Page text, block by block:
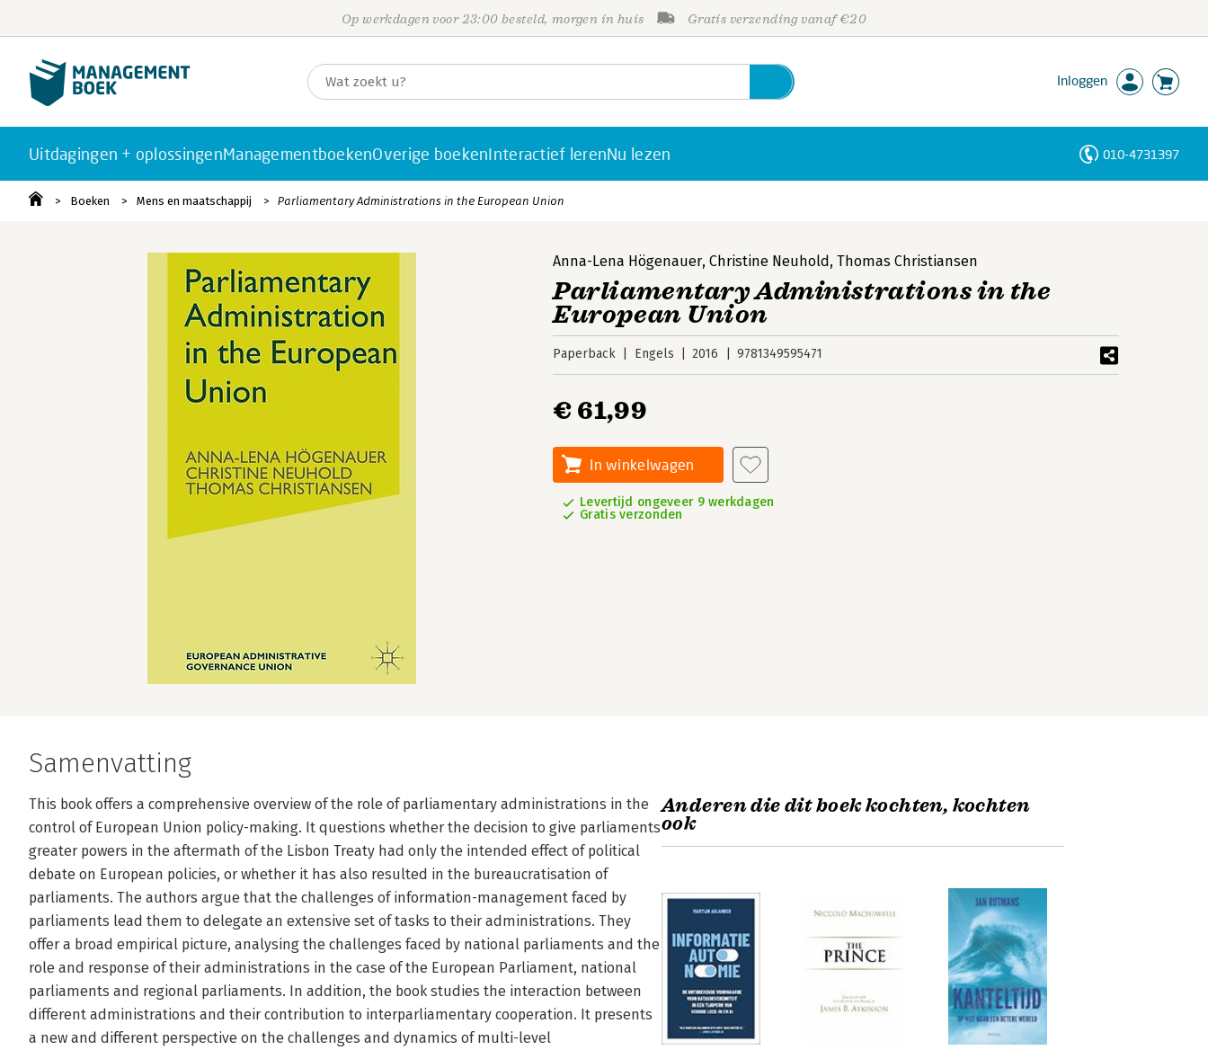
Op werkdagen voor 23:00 besteld, morgen in huis Gratis verzending vanaf €20
Inloggen
Uitdagingen + oplossingenManagementboekenOverige boekenInteractief lerenNu lezen 010-4731397
Boeken Mens en maatschappij Parliamentary Administrations in the European Union
Anna-Lena Högenauer,Christine Neuhold,Thomas Christiansen
Parliamentary Administrations in the
European Union
Paperback Engels 2016 9781349595471
€ 61,99
In winkelwagen
Levertijd ongeveer 9 werkdagen
Gratis verzonden
Samenvatting
This book offers a comprehensive overview of the role of parliamentary administrations in the
control of European Union policy-making. It questions whether the decision to give parliaments
greater powers in the aftermath of the Lisbon Treaty had only the intended effect of political
debate on European policies, or whether it has also resulted in the bureaucratisation of
parliaments. The authors argue that the challenges of information-management faced by
parliaments lead them to delegate an extensive set of tasks to their administrations. They
offer a broad empirical picture, analysing the challenges faced by national parliaments and the
role and response of their administrations in the case of the European Parliament, national
parliaments and regional parliaments. In addition, the book studies the interaction between
different administrations and their contribution to interparliamentary cooperation. It presents
a new and different perspective on the challenges and dynamics of multi-level
Anderen die dit boek kochten, kochten
ook
Personen